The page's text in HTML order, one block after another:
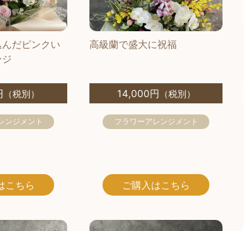
だピンクい
（税別）
ンジメント
こちら
高級蘭で盛大に祝福
14,000円 （税別）
フラワーアレンジメント
ご購入 はこちら